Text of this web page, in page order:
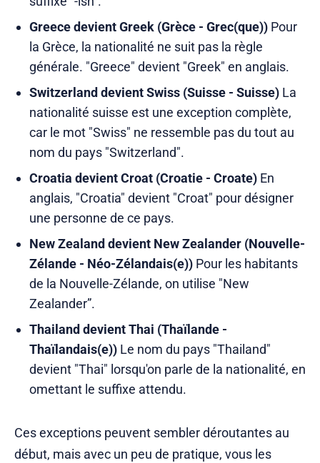
Greece devient Greek (Grèce - Grec(que))Pour
la Grèce, la nationalité ne suit pas la règle
générale. "Greece" devient "Greek" en anglais.
Switzerland devient Swiss (Suisse - Suisse)La
nationalité suisse est une exception complète,
car le mot "Swiss" ne ressemble pas du tout au
nom du pays "Switzerland".
Croatia devient Croat (Croatie - Croate)En
anglais, "Croatia" devient "Croat" pour désigner
une personne de ce pays.
New Zealand devient New Zealander (Nouvelle-
Zélande - Néo-Zélandais(e))Pour les habitants
de la Nouvelle-Zélande, on utilise "New
Zealander”.
Thailand devient Thai (Thaïlande -
Thaïlandais(e))Le nom du pays "Thailand"
devient "Thai" lorsqu'on parle de la nationalité, en
omettant le suffixe attendu.
Ces exceptions peuvent sembler déroutantes au
début, mais avec un peu de pratique, vous les